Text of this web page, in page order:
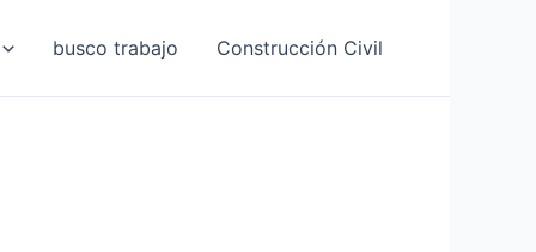
busco trabajo Construcción Civil